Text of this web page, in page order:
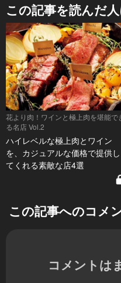
この記事を読んだ
花より肉！ワインと極上肉を堪能で
る名店 Vol.2
ハイレベルな極上肉とワイン
を、カジュアルな価格で提供し
てくれる素敵な店4選
この記事へのコメ
コメントは